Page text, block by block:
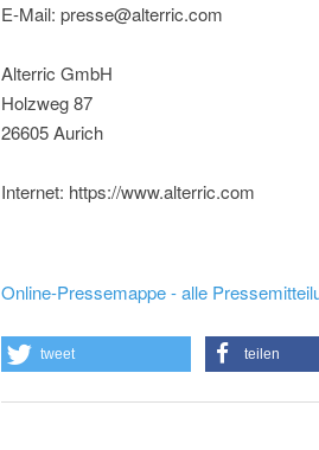
E-Mail: presse@alterric.com
Alterric GmbH
Holzweg 87
26605 Aurich
Internet: https://www.alterric.com
Online-Pressemappe - alle
tweet teilen